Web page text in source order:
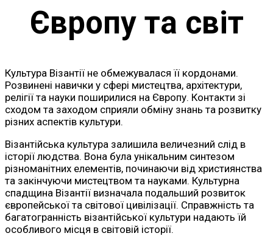
Європу та світ
Культура Візантії не обмежувалася її кордонами.
Розвинені навички у сфері мистецтва, архітектури,
релігії та науки поширилися на Європу. Контакти зі
сходом та заходом сприяли обміну знань та розвитку
різних аспектів культури.
Візантійська культура залишила величезний слід в
історії людства. Вона була унікальним синтезом
різноманітних елементів, починаючи від християнства
та закінчуючи мистецтвом та науками. Культурна
спадщина Візантії визначала подальший розвиток
європейської та світової цивілізації. Справжність та
багатогранність візантійської культури надають їй
особливого місця в світовій історії.